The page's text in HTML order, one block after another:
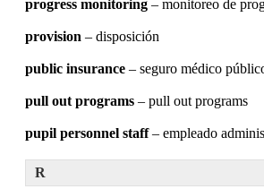
progress monitoring – monitoreo de
provision – disposición
public insurance – seguro médico
pull out programs – pull out programs
pupil personnel staff– empleado
R